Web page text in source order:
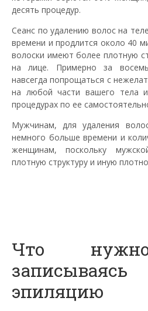
десять процедур.
Сеанс по удалению волос на
времени и продлится около 40
волоски имеют более плотную
на лице. Примерно за
навсегда попрощаться с
на любой части вашего тела
процедурах по ее
Мужчинам, для удаления
немного больше времени и
женщинам, поскольку
плотную структуру и иную
Что
эпиляцию